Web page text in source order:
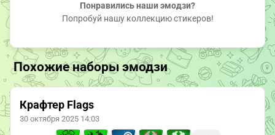
Понравились наши эмодзи?
Попробуй нашу коллекцию стикеров!
Похожие наборы эмодзи
Крафтер Flags
30 октября 2025 14:03